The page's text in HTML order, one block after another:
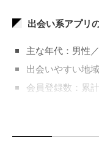
出会い系アプリ
主な年代：男性
出会いやすい地
会員登録数：累
登録料金：男性